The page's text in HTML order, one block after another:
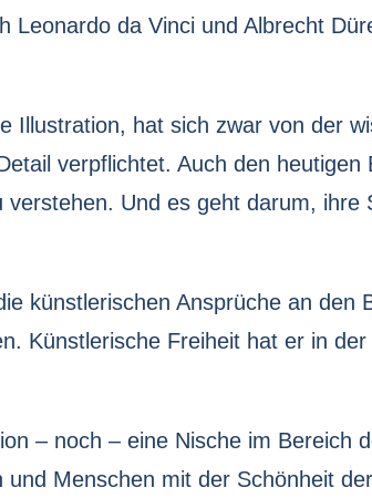
Leonardo da Vinci und Albrecht
Illustration, hat sich zwar von der
verpflichtet. Auch den
Und es geht darum,
künstlerischen Ansprüche an
Künstlerische Freiheit hat er in
– noch – eine Nische im
Menschen mit der Schönheit